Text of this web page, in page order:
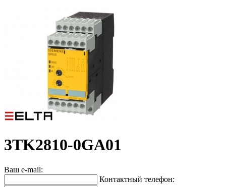
3TK2810-0GA01
Ваш e-mail:
Контактный телефон: